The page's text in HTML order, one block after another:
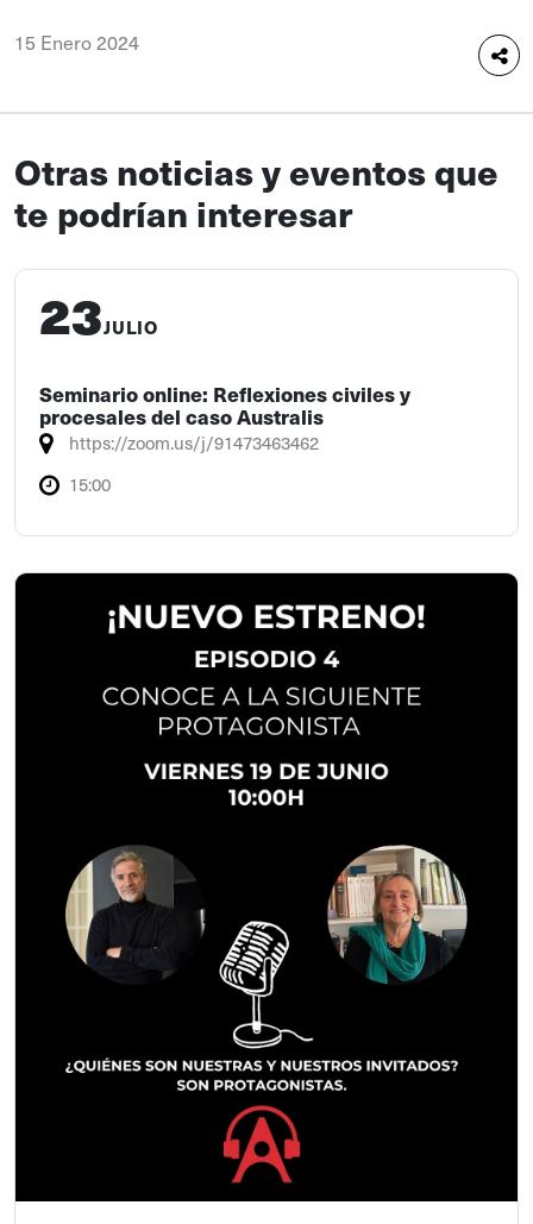
15 Enero 2024
Otras noticias y eventos que
te podrían interesar
23JULIO
Seminario online: Reflexiones civiles y
procesales del caso Australis
https://zoom.us/j/91473463462
15:00